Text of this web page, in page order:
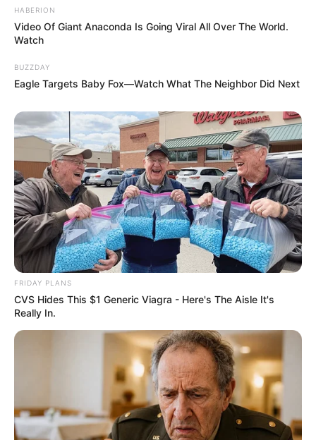
HABERION
Video Of Giant Anaconda Is Going Viral All Over The World.
Watch
BUZZDAY
Eagle Targets Baby Fox—Watch What The Neighbor Did Next
FRIDAY PLANS
CVS Hides This $1 Generic Viagra - Here's The Aisle It's
Really In.